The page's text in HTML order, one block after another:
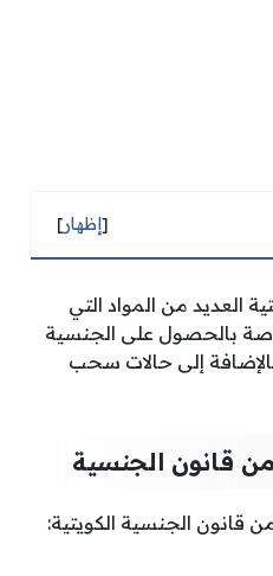
[إظهار]
العديد من المواد التي
بالحصول على الجنسية
إلى حالات سحب
قانون الجنسية
قانون الجنسية الكويتية: